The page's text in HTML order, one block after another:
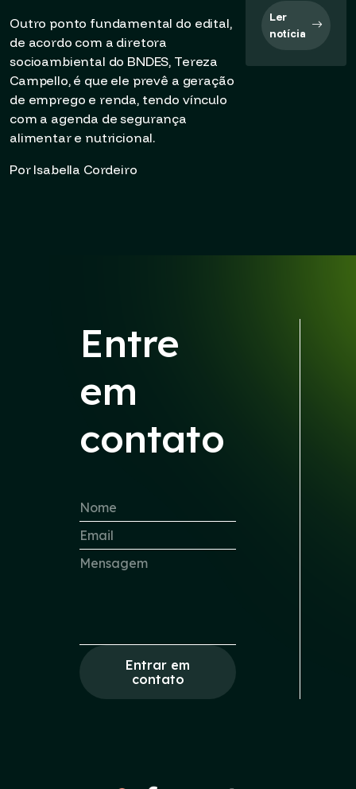
Outro ponto fundamental do edital,
de acordo com a diretora
socioambiental do BNDES, Tereza
Campello, é que ele prevê a geração
de emprego e renda, tendo vínculo
com a agenda de segurança
alimentar e nutricional.
Por Isabella Cordeiro
Ler
notícia
Entre
em
contato
Entrar em
contato